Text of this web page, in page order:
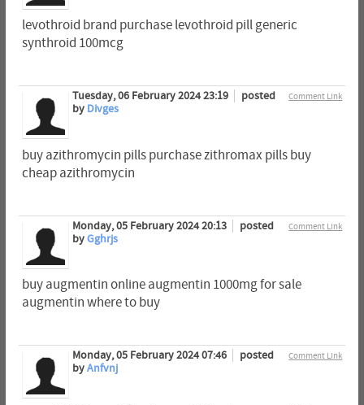
levothroid brand purchase levothroid pill generic
synthroid 100mcg
Comment Link
Tuesday, 06 February 2024 23:19
posted
by Divges
buy azithromycin pills purchase zithromax pills buy
cheap azithromycin
Comment Link
Monday, 05 February 2024 20:13
posted
byGghrjs
buy augmentin online augmentin 1000mg for sale
augmentin where to buy
Comment Link
Monday, 05 February 2024 07:46
posted
byAnfvnj